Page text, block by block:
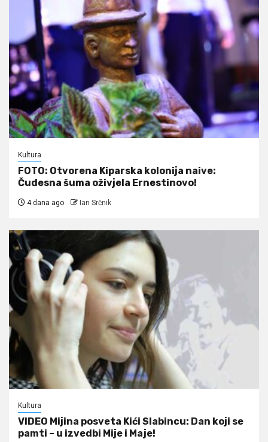
Kultura
FOTO: Otvorena Kiparska kolonija naive:
Čudesna šuma oživjela Ernestinovo!
4 dana ago Ian Srčnik
Kultura
VIDEO Mijina posveta Kići Slabincu: Dan koji se
pamti – u izvedbi Mije i Maje!